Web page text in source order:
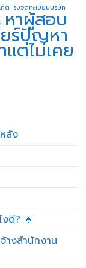
ก็ต รับจดทะเบียนบริษัท
หาผู้สอบ
ร์ปัญหา
ต่ไม่เคย
ลัง
ดี? 🔸
างสำนักงาน